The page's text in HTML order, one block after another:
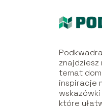
temat
inspiracje
które